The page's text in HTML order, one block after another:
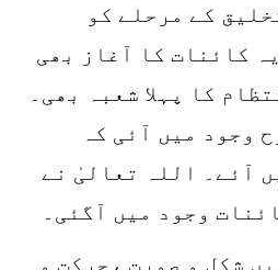
کے مرحلے کو
کائنات کا آغاز بھی
کا پہلا شعبہ بھی۔
وجود میں آئی کہ
آئے۔ اللہ تعالیٰ نے
وجود میں آگئی۔
شکل و صورت ،حرکت و